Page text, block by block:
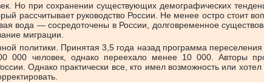
Но при сохранении существующих демографических
рассчитывает руководство России. Не менее остро стоит
вода — сосредоточены в России, долговременное
миграции.
политики. Принятая 3,5 года назад программа
000 человек, однако переехало менее 10 000. Авторы
Однако практически все, кто имел возможность или